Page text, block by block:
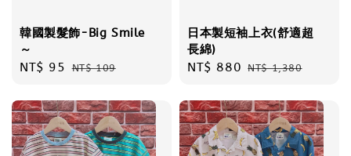
韓國製髮飾-Big Smile
～
Sale
NT$ 95 Regular
NT$ 109
日本製短袖上衣(舒適超
長綿)
Sale
NT$ 880 Regular
NT$ 1,380